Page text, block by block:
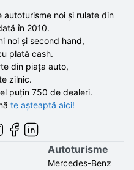
noi și rulate din
în 2010.
noi și second hand,
plată cash.
din piața auto,
zilnic.
puțin 750 de dealeri.
te așteaptă aici!
Autoturisme
Mercedes-Benz